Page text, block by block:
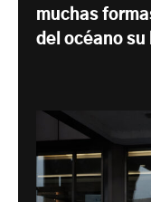
muchas
del océano su